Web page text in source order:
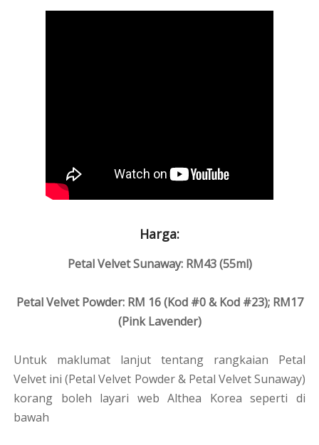
Harga:
Petal Velvet Sunaway: RM43 (55ml)
Petal Velvet Powder: RM 16 (Kod #0 & Kod #23); RM17
(Pink Lavender)
Untuk maklumat lanjut tentang rangkaian Petal
Velvet ini (Petal Velvet Powder & Petal Velvet Sunaway)
korang boleh layari web Althea Korea seperti di
bawah